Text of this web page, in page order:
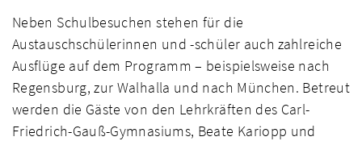
Neben Schulbesuchen stehen für die
Austauschschülerinnen und -schüler auch zahlreiche
Ausflüge auf dem Programm – beispielsweise nach
Regensburg, zur Walhalla und nach München. Betreut
werden die Gäste von den Lehrkräften des Carl-
Friedrich-Gauß-Gymnasiums, Beate Kariopp und